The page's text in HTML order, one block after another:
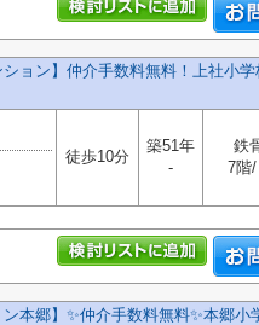
ション】仲介手数料無料！上社小
徒歩10分
築51年
-
鉄
7階/
ン本郷】✨️仲介手数料無料✨️本郷小